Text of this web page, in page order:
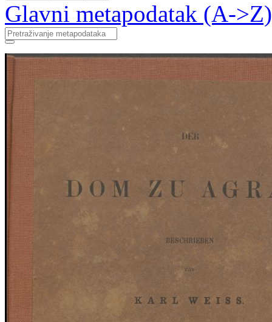
Glavni metapodatak (A->Z)